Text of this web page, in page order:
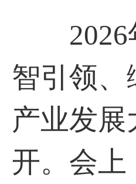
2026
智引领、
产业发
开。会上